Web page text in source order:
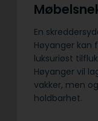
En
Høyanger
luksuriøst
Høyanger vil
vakker, men
holdbarhet.